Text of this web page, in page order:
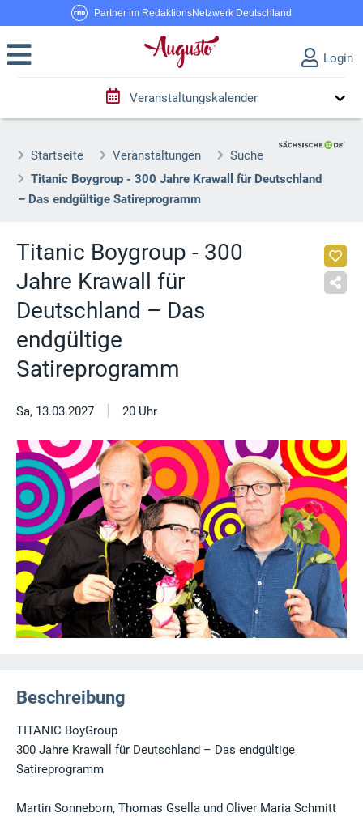
Partner im RedaktionsNetzwerk Deutschland
Login
Veranstaltungskalender
Startseite Veranstaltungen
Suche
Titanic Boygroup - 300 Jahre Krawall für Deutschland
– Das endgültige Satireprogramm
Titanic Boygroup - 300
Jahre Krawall für
Deutschland – Das
endgültige
Satireprogramm
Sa, 13.03.2027 | 20 Uhr
Beschreibung
TITANIC BoyGroup
300 Jahre Krawall für Deutschland – Das endgültige
Satireprogramm
Martin Sonneborn, Thomas Gsella und Oliver Maria Schmitt